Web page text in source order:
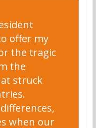
offer my
the tragic
the
struck
when our